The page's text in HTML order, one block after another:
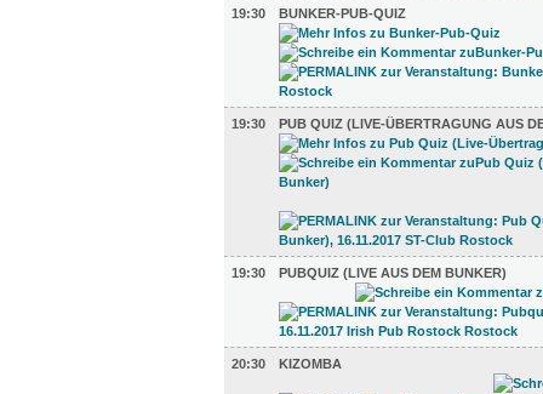
19:30 BUNKER-PUB-QUIZ
19:30 PUB QUIZ (LIVE-ÜBERTRAGUNG AUS
19:30 PUBQUIZ (LIVE AUS DEM BUNKER)
20:30 KIZOMBA